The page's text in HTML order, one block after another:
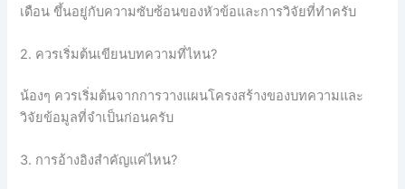
เดือน ขึ้นอยู่กับความซับซ้อนของหัวข้อและการวิจัยที่ทำครับ
2. ควรเริ่มต้นเขียนบทความที่ไหน?
น้องๆ ควรเริ่มต้นจากการวางแผนโครงสร้างของบทความและ
วิจัยข้อมูลที่จำเป็นก่อนครับ
3. การอ้างอิงสำคัญแค่ไหน?